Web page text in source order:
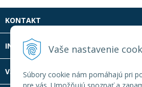
Vaše nastavenie
Súbory cookie nám pomáhajú pri
KONTAKT
INFOLINKA
VŠETKO O NÁKUPE